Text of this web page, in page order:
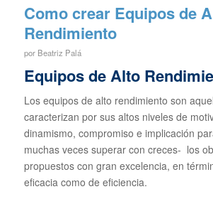
Como crear Equipos de
Rendimiento
por Beatriz Palá
Equipos de Alto
Los equipos de alto rendimiento son
caracterizan por sus altos niveles de
dinamismo, compromiso e implicación
muchas veces superar con creces- los
propuestos con gran excelencia, en
eficacia como de eficiencia.